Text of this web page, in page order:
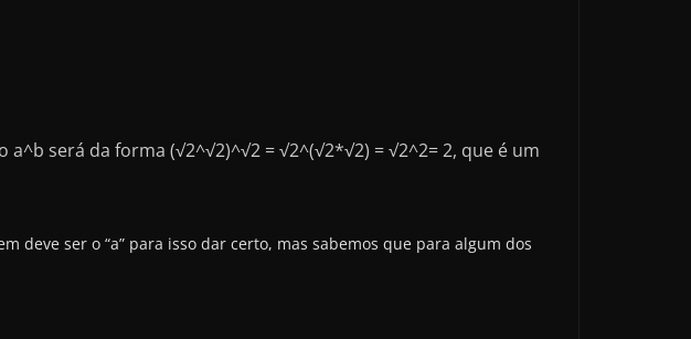
será da forma (√2^√2)^√2 = √2^(√2*√2) = √2^2= 2, que é um
deve ser o “a” para isso dar certo, mas sabemos que para algum dos